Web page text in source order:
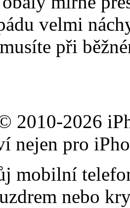
velmi
při
2010-2026
nejen pro
mobilní
nebo